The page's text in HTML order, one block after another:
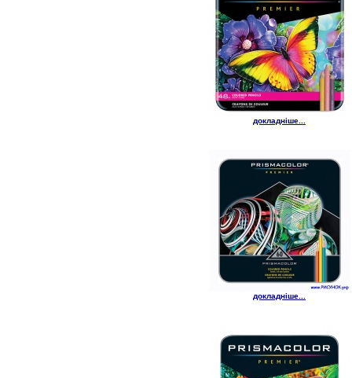
докладніше...
докладніше...